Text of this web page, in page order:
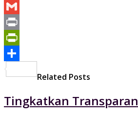
Yahoo
Mail
Gmail
Print
PrintFriendly
Related Posts
Tingkatkan